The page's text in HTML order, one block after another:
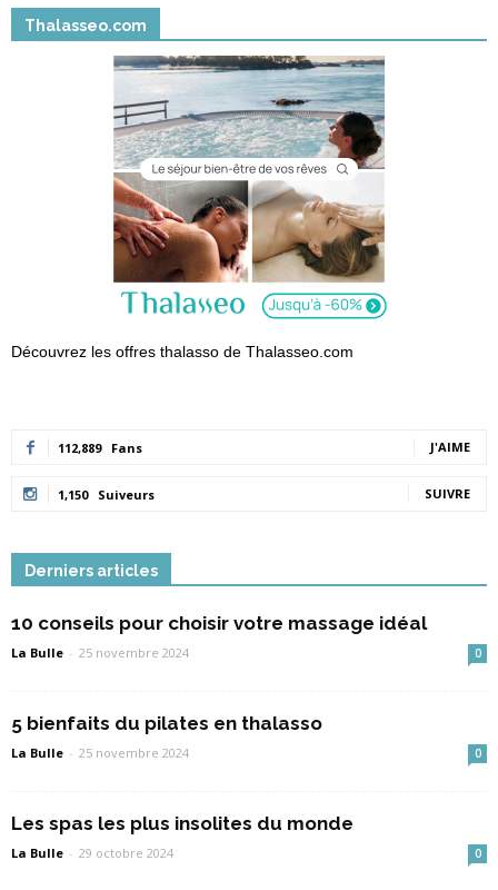
Thalasseo.com
Découvrez les offres thalasso de Thalasseo.com
112,889 Fans J'AIME
1,150 Suiveurs SUIVRE
Derniers articles
10 conseils pour choisir votre massage idéal
La Bulle - 25 novembre 2024 0
5 bienfaits du pilates en thalasso
La Bulle - 25 novembre 2024 0
Les spas les plus insolites du monde
La Bulle - 29 octobre 2024 0